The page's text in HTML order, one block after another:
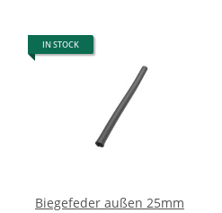
IN STOCK
Biegefeder außen 25mm